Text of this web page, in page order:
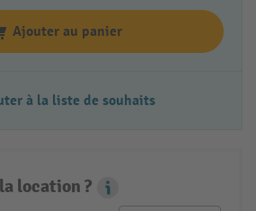
Ajouter au panier
à la liste de souhaits
location ?
Leasing Popover